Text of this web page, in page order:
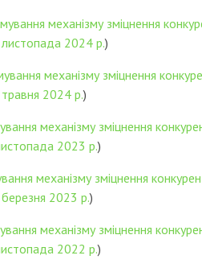
механізму зміцнення
листопада 2024 р.)
механізму зміцнення
2024 р.)
механізму зміцнення
2023 р.)
механізму зміцнення
2023 р.)
механізму зміцнення
2022 р.)